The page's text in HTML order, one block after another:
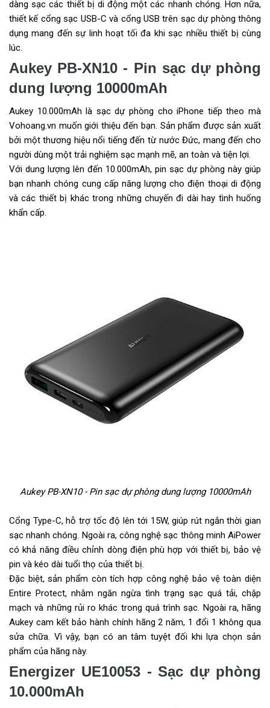
dàng sạc các thiết bị di động một các nhanh chóng. Hơn nữa,
thiết kế cổng sạc USB-C và cổng USB trên sạc dự phòng thông
dụng mang đến sự linh hoạt tối đa khi sạc nhiều thiết bị cùng
lúc.
Aukey PB-XN10 - Pin sạc dự phòng
dung lượng 10000mAh
Aukey 10.000mAh là sạc dự phòng cho iPhone tiếp theo mà
Vohoang.vn muốn giới thiệu đến bạn. Sản phẩm được sản xuất
bởi một thương hiệu nổi tiếng đến từ nước Đức, mang đến cho
người dùng một trải nghiệm sạc mạnh mẽ, an toàn và tiện lợi.
Với dung lượng lên đến 10.000mAh, pin sạc dự phòng này giúp
bạn nhanh chóng cung cấp năng lượng cho điện thoại di động
và các thiết bị khác trong những chuyến đi dài hay tình huống
khẩn cấp.
Aukey PB-XN10 - Pin sạc dự phòng dung lượng 10000mAh
Cổng Type-C, hỗ trợ tốc độ lên tới 15W, giúp rút ngắn thời gian
sạc nhanh chóng. Ngoài ra, công nghệ sạc thông minh AiPower
có khả năng điều chỉnh dòng điện phù hợp với thiết bị, bảo vệ
pin và kéo dài tuổi thọ của thiết bị.
Đặc biệt, sản phẩm còn tích hợp công nghệ bảo vệ toàn diện
Entire Protect, nhằm ngăn ngừa tình trạng sạc quá tải, chập
mạch và những rủi ro khác trong quá trình sạc. Ngoài ra, hãng
Aukey cam kết bảo hành chính hãng 2 năm, 1 đổi 1 không qua
sửa chữa. Vì vậy, bạn có an tâm tuyệt đối khi lựa chọn sản
phẩm của hãng này.
Energizer UE10053 - Sạc dự phòng
10.000mAh